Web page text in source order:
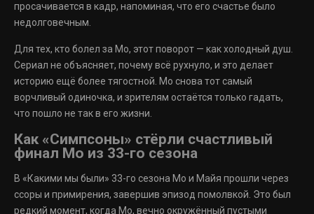
просачивается в кадр, напоминая, что его счастье было
недолговечным.
Для тех, кто болел за Мо, этот поворот — как холодный душ.
Сериал не объясняет, почему всё рухнуло, и это делает
историю ещё более тягостной. Мо снова тот самый
ворчливый одиночка, и зрителям остаётся только гадать,
что пошло не так в его жизни.
Как «Симпсоны» стёрли счастливый
финал Мо из 33-го сезона
В «Какими мы были» 33-го сезона Мо и Майя прошли через
ссоры и примирения, завершив эпизод помолвкой. Это был
редкий момент, когда Мо, вечно окружённый пустыми